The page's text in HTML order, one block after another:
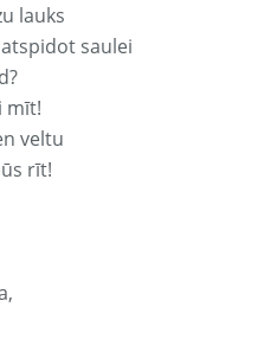
lauks
saulei
mīt!
veltu
rīt!